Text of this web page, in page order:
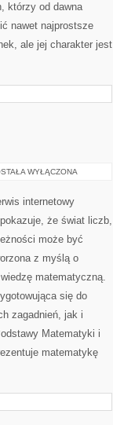
którzy od dawna
nawet najprostsze
ale jej charakter jest
WYŁĄCZONA
internetowy
że świat liczb,
może być
z myślą o
matematyczną.
się do
zagadnień, jak i
Matematyki i
matematykę